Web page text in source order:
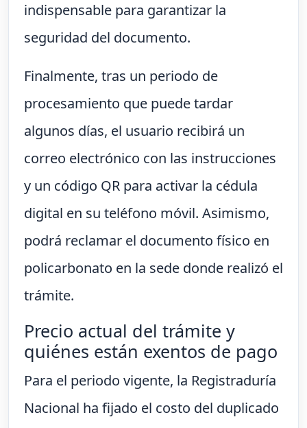
indispensable para garantizar la
seguridad del documento.
Finalmente, tras un periodo de
procesamiento que puede tardar
algunos días, el usuario recibirá un
correo electrónico con las instrucciones
y un código QR para activar la cédula
digital en su teléfono móvil. Asimismo,
podrá reclamar el documento físico en
policarbonato en la sede donde realizó el
trámite.
Precio actual del trámite y
quiénes están exentos de pago
Para el periodo vigente, la Registraduría
Nacional ha fijado el costo del duplicado